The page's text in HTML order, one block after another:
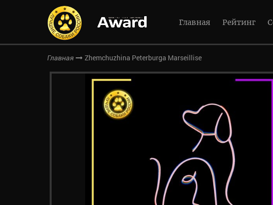
Главная Рейтинг
Главная Zhemchuzhina Peterburga Marseillise